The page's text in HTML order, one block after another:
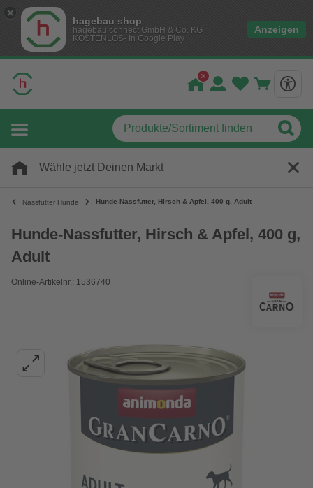
hagebau shop
hagebau connect GmbH & Co. KG
KOSTENLOS- In Google Play
Anzeigen
Wähle jetzt Deinen Markt
Nassfutter Hunde Hunde-Nassfutter, Hirsch & Apfel, 400 g, Adult
Hunde-Nassfutter, Hirsch & Apfel, 400 g,
Adult
Online-Artikelnr.: 1536740